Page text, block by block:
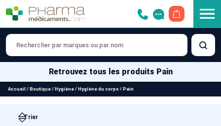
Retrouvez tous les produits Pain
Accueil / Boutique/ Hygiène/ Hygiène du corps / Pain